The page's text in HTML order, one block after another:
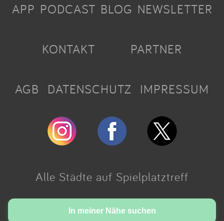
In meiner Nähe suchen
APP PODCAST BLOG NEWSLETTER
KONTAKT PARTNER
AGB DATENSCHUTZ IMPRESSUM
Alle Städte auf Spielplatztreff
Made with love in Cologne.